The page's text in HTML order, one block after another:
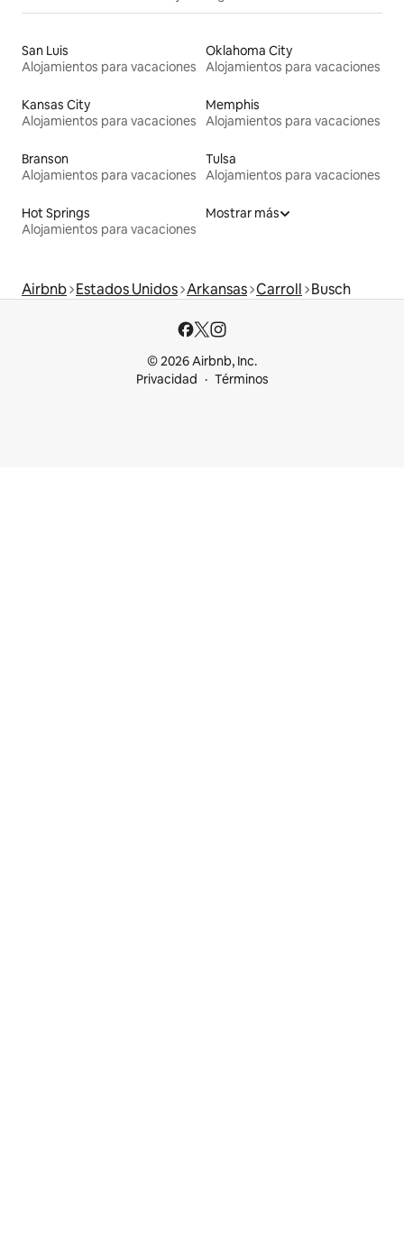
San Luis
Alojamientos para vacaciones
Oklahoma City
Alojamientos para vacaciones
Kansas City
Alojamientos para vacaciones
Memphis
Alojamientos para vacaciones
Branson
Alojamientos para vacaciones
Tulsa
Alojamientos para vacaciones
Hot Springs
Alojamientos para vacaciones
Mostrar más
Airbnb Estados Unidos Arkansas Carroll Busch
© 2026 Airbnb, Inc.
Privacidad
Términos